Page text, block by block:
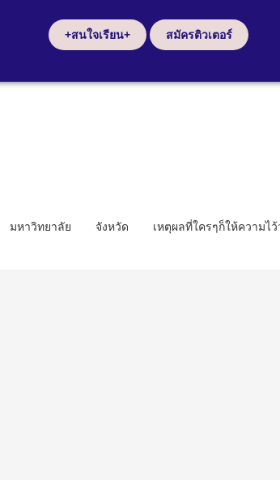
+สนใจเรียน+ สมัครติวเตอร์
มหาวิทยาลัย จังหวัด เหตุผลที่ใครๆก็ให้ความไว้